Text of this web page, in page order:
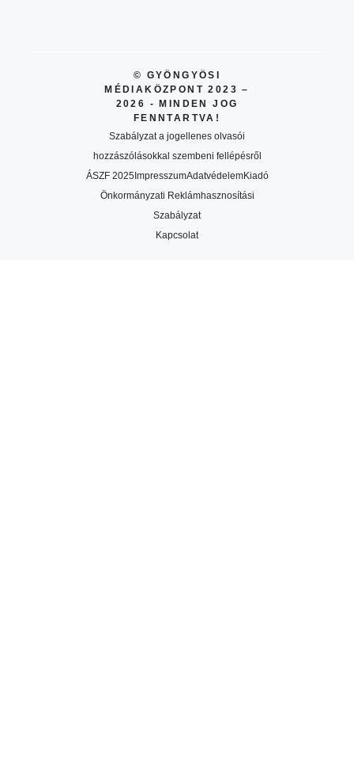
© GYÖNGYÖSI
MÉDIAKÖZPONT 2023 –
2026 - MINDEN JOG
FENNTARTVA!
Szabályzat a jogellenes olvasói
hozzászólásokkal szembeni fellépésről
ÁSZF 2025ImpresszumAdatvédelemKiadó
Önkormányzati Reklámhasznosítási
Szabályzat
Kapcsolat